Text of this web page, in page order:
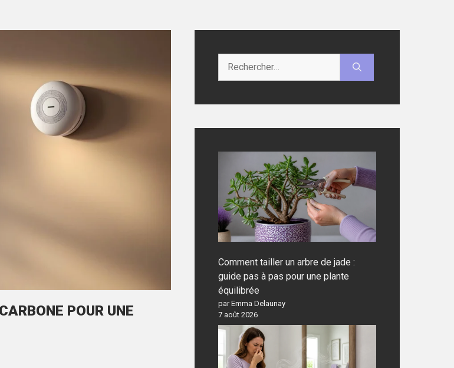
POUR UNE
Comment tailler un arbre de jade :
guide pas à pas pour une plante
équilibrée
par Emma Delaunay
7 août 2026